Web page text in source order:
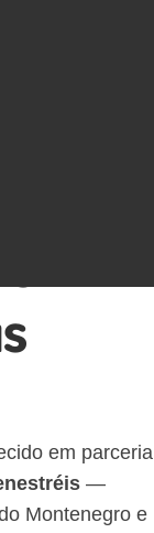
em parceria
—
Montenegro e